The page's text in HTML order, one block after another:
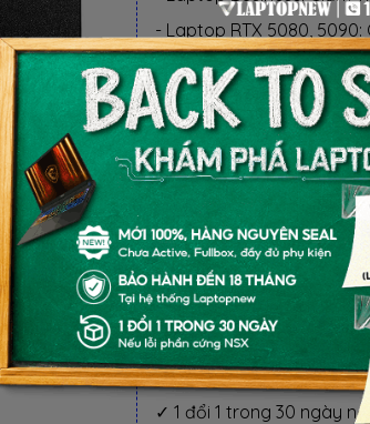
- Laptop RTX 5080, 5090:
BỘ QUÀ TẶNG
✓ Miễn phí lắp đặt RAM,
✓ Miễn phí cài đặt
BỘ QUÀ TẶNG
✓ Hàng chính hãng, Mới
✓ Bảo hành 36 Tháng tại
✓ 1 đổi 1 trong 30 ngày